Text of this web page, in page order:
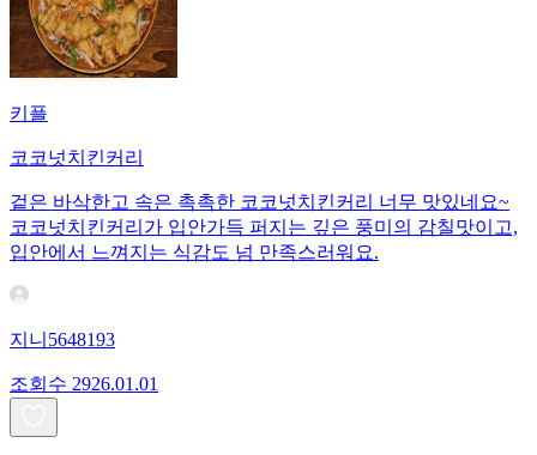
키플
코코넛치킨커리
겉은 바삭한고 속은 촉촉한 코코넛치킨커리 너무 맛있네요~
코코넛치킨커리가 입안가득 퍼지는 깊은 풍미의 감칠맛이고,
입안에서 느껴지는 식감도 넘 만족스러워요.
지니5648193
조회수 2926.01.01